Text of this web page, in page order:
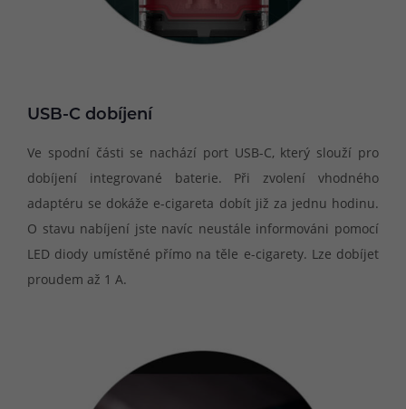
USB-C dobíjení
Ve spodní části se nachází port USB-C, který slouží pro
dobíjení integrované baterie. Při zvolení vhodného
adaptéru se dokáže e-cigareta dobít již za jednu hodinu.
O stavu nabíjení jste navíc neustále informováni pomocí
LED diody umístěné přímo na těle e-cigarety. Lze dobíjet
proudem až 1 A.